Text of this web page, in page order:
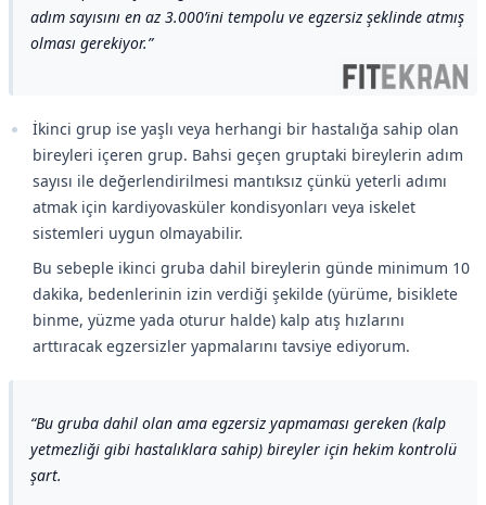
adım sayısını en az 3.000’ini tempolu ve egzersiz şeklinde atmış
olması gerekiyor.
İkinci grup ise yaşlı veya herhangi bir hastalığa sahip olan
bireyleri içeren grup. Bahsi geçen gruptaki bireylerin adım
sayısı ile değerlendirilmesi mantıksız çünkü yeterli adımı
atmak için kardiyovasküler kondisyonları veya iskelet
sistemleri uygun olmayabilir.
Bu sebeple ikinci gruba dahil bireylerin günde minimum 10
dakika, bedenlerinin izin verdiği şekilde (yürüme, bisiklete
binme, yüzme yada oturur halde) kalp atış hızlarını
arttıracak egzersizler yapmalarını tavsiye ediyorum.
Bu gruba dahil olan ama egzersiz yapmaması gereken (kalp
yetmezliği gibi hastalıklara sahip) bireyler için hekim kontrolü
şart.